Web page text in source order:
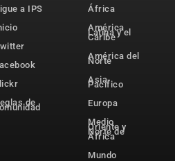
a IPS
de
África
América
Latina y el
Caribe
América del
Norte
Asia-
Pacífico
Europa
Medio
Oriente y
Norte de
África
Mundo